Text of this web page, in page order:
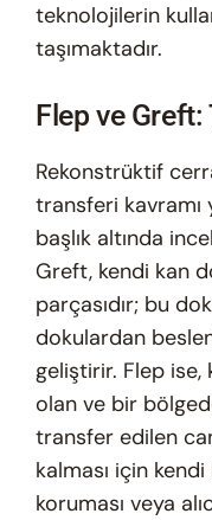
teknolojilerin
taşımaktadır.
Flep ve
Rekonstrüktif
transferi kavramı
başlık altında
Greft, kendi kan
parçasıdır; bu
dokulardan
geliştirir. Flep ise,
olan ve bir
transfer edilen
kalması için
koruması veya